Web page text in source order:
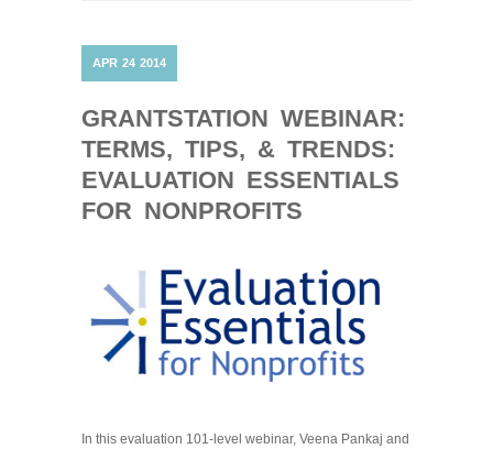
APR 24 2014
GRANTSTATION WEBINAR:
TERMS, TIPS, & TRENDS:
EVALUATION ESSENTIALS
FOR NONPROFITS
In this evaluation 101-level webinar, Veena Pankaj and